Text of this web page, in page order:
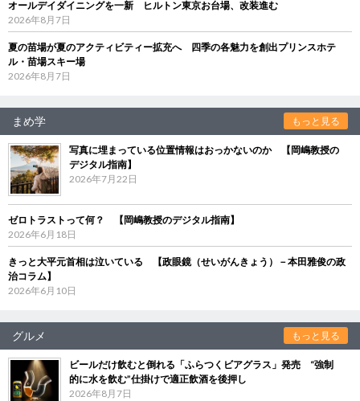
オールデイダイニングを一新 ヒルトン東京お台場、改装進む
2026年8月7日
夏の苗場が夏のアクティビティー拡充へ 四季の各魅力を創出プリンスホテ
ル・苗場スキー場
2026年8月7日
まめ学 もっと見る
写真に埋まっている位置情報はおっかないのか 【岡嶋教授の
デジタル指南】
2026年7月22日
ゼロトラストって何？ 【岡嶋教授のデジタル指南】
2026年6月18日
きっと大平元首相は泣いている 【政眼鏡（せいがんきょう）－本田雅俊の政
治コラム】
2026年6月10日
グルメ もっと見る
ビールだけ飲むと倒れる「ふらつくビアグラス」発売 “強制
的に水を飲む”仕掛けで適正飲酒を後押し
2026年8月7日